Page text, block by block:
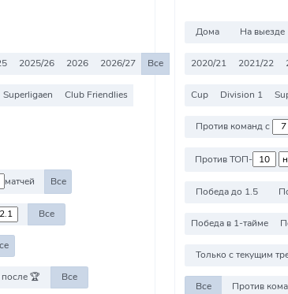
2025/26 2026 2026/27 Все
Superligaen
Club Friendlies
матчей Все
Все
🏆 Все
Дома На выезде
2020/21 2021/22
Cup Division 1
Против команд с
Против ТОП-
Победа до 1.5
Победа в 1-тайме
Только с текущим
Все